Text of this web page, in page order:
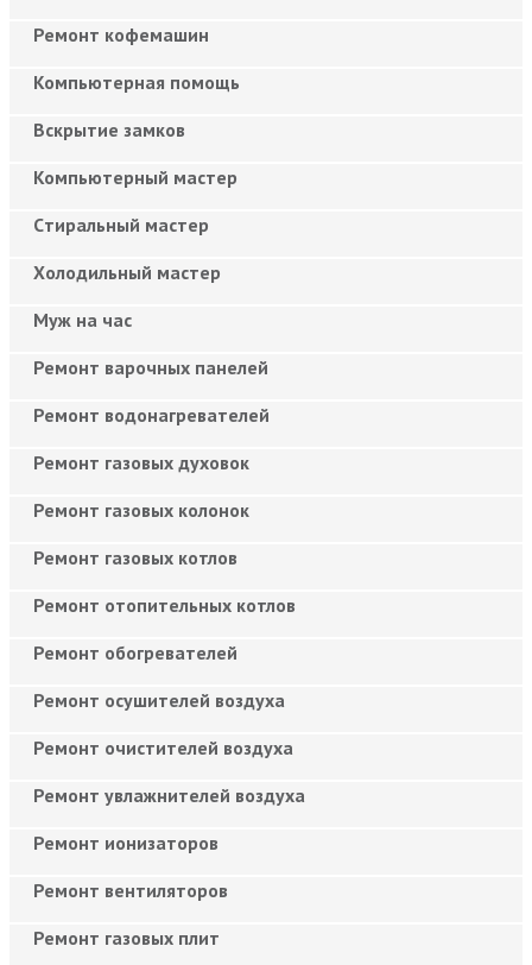
Ремонт кофемашин
Компьютерная помощь
Вскрытие замков
Компьютерный мастер
Cтиральный мастер
Холодильный мастер
Муж на час
Ремонт варочных панелей
Ремонт водонагревателей
Ремонт газовых духовок
Ремонт газовых колонок
Ремонт газовых котлов
Ремонт отопительных котлов
Ремонт обогревателей
Ремонт осушителей воздуха
Ремонт очистителей воздуха
Ремонт увлажнителей воздуха
Ремонт ионизаторов
Ремонт вентиляторов
Ремонт газовых плит